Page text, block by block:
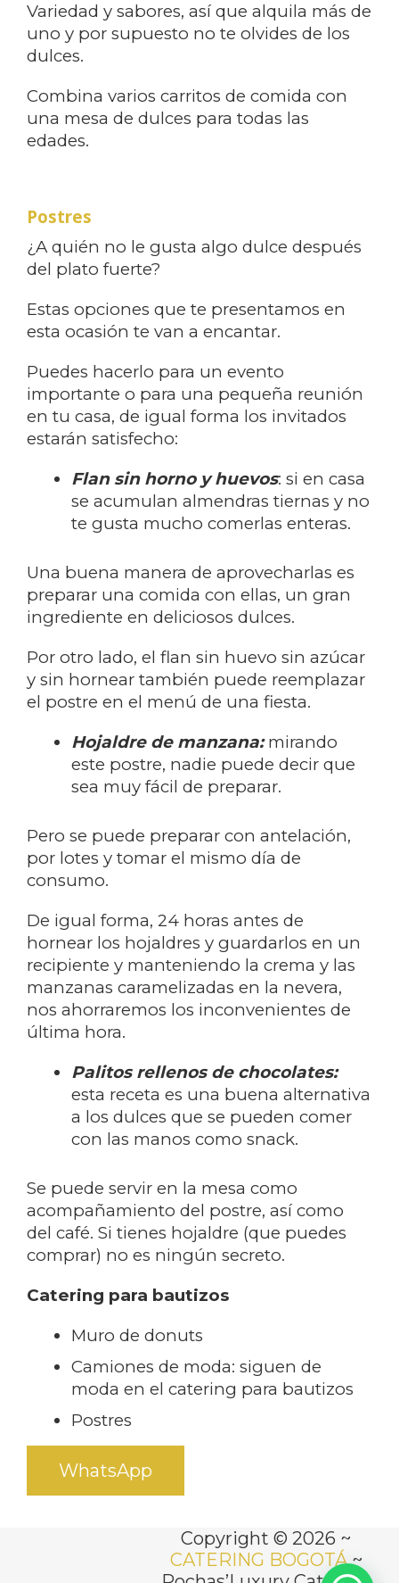
Variedad y sabores, así que alquila más de
uno y por supuesto no te olvides de los
dulces.
Combina varios carritos de comida con
una mesa de dulces para todas las
edades.
Postres
¿A quién no le gusta algo dulce después
del plato fuerte?
Estas opciones que te presentamos en
esta ocasión te van a encantar.
Puedes hacerlo para un evento
importante o para una pequeña reunión
en tu casa, de igual forma los invitados
estarán satisfecho:
Flan sin horno y huevos: si en casa
se acumulan almendras tiernas y no
te gusta mucho comerlas enteras.
Una buena manera de aprovecharlas es
preparar una comida con ellas, un gran
ingrediente en deliciosos dulces.
Por otro lado, el flan sin huevo sin azúcar
y sin hornear también puede reemplazar
el postre en el menú de una fiesta.
Hojaldre de manzana:mirando
este postre, nadie puede decir que
sea muy fácil de preparar.
Pero se puede preparar con antelación,
por lotes y tomar el mismo día de
consumo.
De igual forma, 24 horas antes de
hornear los hojaldres y guardarlos en un
recipiente y manteniendo la crema y las
manzanas caramelizadas en la nevera,
nos ahorraremos los inconvenientes de
última hora.
Palitos rellenos de chocolates:
esta receta es una buena alternativa
a los dulces que se pueden comer
con las manos como snack.
Se puede servir en la mesa como
acompañamiento del postre, así como
del café. Si tienes hojaldre (que puedes
comprar) no es ningún secreto.
Catering para bautizos
Muro de donuts
Camiones de moda: siguen de
moda en el catering para bautizos
Postres
WhatsApp
Copyright © 2026 ~
CATERING BOGOTÁ~